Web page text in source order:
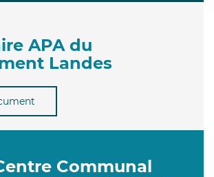
APA du
Landes
Communal